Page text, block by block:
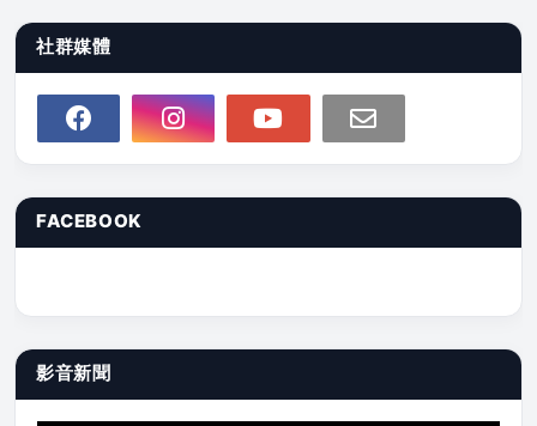
社群媒體
FACEBOOK
影音新聞